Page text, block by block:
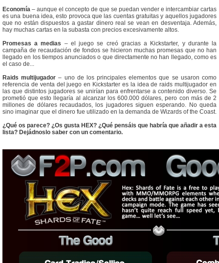
Economía – aunque el concepto de que se puedan vender e intercambiar cartas
es una buena idea, esto provoca que las cuentas gratuitas y aquellos jugadores
que no están dispuestos a gastar dinero real se vean en desventaja. Además,
hay muchas cartas en la subasta con precios excesivamente altos.
Promesas a medias – el juego se creó gracias a Kickstarter, y durante la
campaña de recaudación de fondos se hicieron muchas promesas que no han
llegado en los tiempos anunciados o que directamente no han llegado, como es
el caso de...
Raids multijugador – uno de los principales elementos que se usaron como
referencia de venta del juego en Kickstarter es la idea de raids multijugador en
las que distintos jugadores se unirían para enfrentarse a contenido diverso. Se
prometió que esto llegaría al alcanzar los 600.000 dólares, pero con más de 2
millones de dólares recaudados, los jugadores siguen esperando. No queda
sino imaginar que el dinero fue utilizado en la demanda de Wizards of the Coast.
¿Qué os parece? ¿Os gusta HEX? ¿Qué pensáis que habría que añadir a esta
lista? Dejádnoslo saber con un comentario.